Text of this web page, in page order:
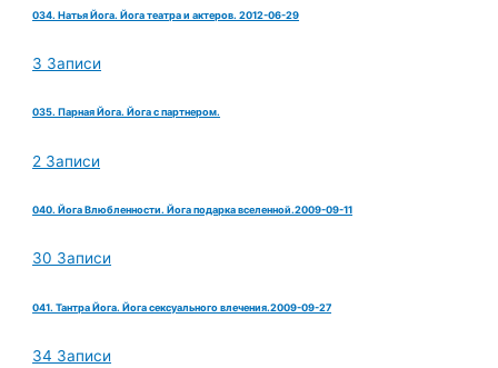
034. Натья Йога. Йога театра и актеров. 2012-06-29
3 Записи
035. Парная Йога. Йога с партнером.
2 Записи
040. Йога Влюбленности. Йога подарка вселенной.2009-09-11
30 Записи
041. Тантра Йога. Йога сексуального влечения.2009-09-27
34 Записи